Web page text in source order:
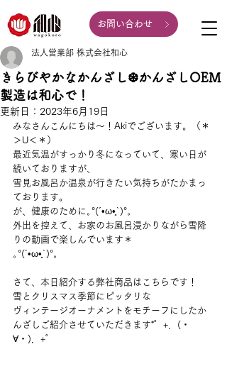
お問い合わせ
きらびやかなかんざし❆かんざしOEM
製造は和心で！
法人営業部 株式会社和心
更新日： 2023年6月19日
みなさんこんにちは～！Akiでございます。（＊
＞U＜＊）
最近気温がすっかり冬になっていて、寒い日が
続いておりますが、
雪見お風呂か温泉が行きたい気持ちがたかまっ
ております。
が、健康のために｡°(´•ω•̥`)°｡
外出を控えて、お家のお風呂浸かりながら雪降
りの動画で楽しんでいます＊
｡°(´•ω•̥`)°｡
さて、本日紹介する弊社商品はこちらです！
雪とクリスマス季節にピッタリな
ヴィンテージオーナメントをモチーフにしたか
んざしご紹介させていただきます*゜+．(・
∀・)．+゜